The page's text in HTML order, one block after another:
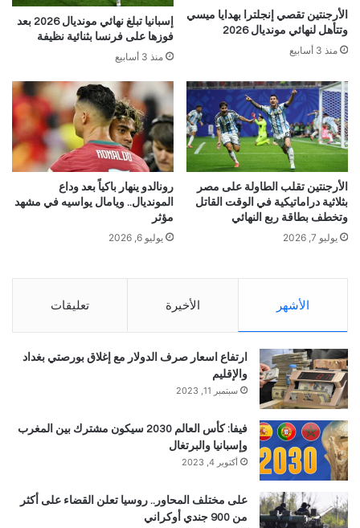
الأرجنتين تقصي إنجلترا بهدايا ميسي
وتتأهل لنهائي مونديال 2026
منذ 3 أسابيع
إسبانيا تبلغ نهائي مونديال 2026 بعد
فوزها على فرنسا بثنائية نظيفة
منذ 3 أسابيع
الأرجنتين تقلب الطاولة على مصر
بثلاثية دراماتيكية في الوقت القاتل
وتخطف بطاقة ربع النهائي
يوليو 7, 2026
رونالدو ينهار باكياً بعد وداع
المونديال.. ويامال يواسيه في مشهد
مؤثر
يوليو 6, 2026
الأشهر الأخيرة تعليقات
ارتفاع اسعار صرف الدولار مع إغلاق بورصتي بغداد
والإقليم
سبتمبر 11, 2023
فيفا: كأس العالم 2030 سيكون مشترك بين المغرب
وإسبانيا والبرتغال
أكتوبر 4, 2023
على مختلف المحاور.. روسيا تعلن القضاء على أكثر
من 900 جندي أوكراني